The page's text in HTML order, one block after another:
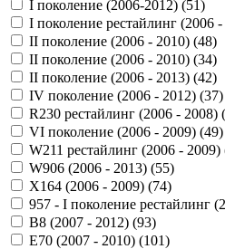
I поколение (2006-2012) (51)
I поколение рестайлинг (2006
II поколение (2006 - 2010) (48)
II поколение (2006 - 2010) (34)
II поколение (2006 - 2013) (42)
IV поколение (2006 - 2012) (37)
R230 рестайлинг (2006 - 2008) (
VI поколение (2006 - 2009) (49)
W211 рестайлинг (2006 - 2009)
W906 (2006 - 2013) (55)
X164 (2006 - 2009) (74)
957 - I поколение рестайлинг
B8 (2007 - 2012) (93)
E70 (2007 - 2010) (101)